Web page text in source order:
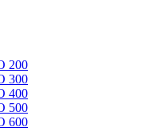
200
300
400
500
600